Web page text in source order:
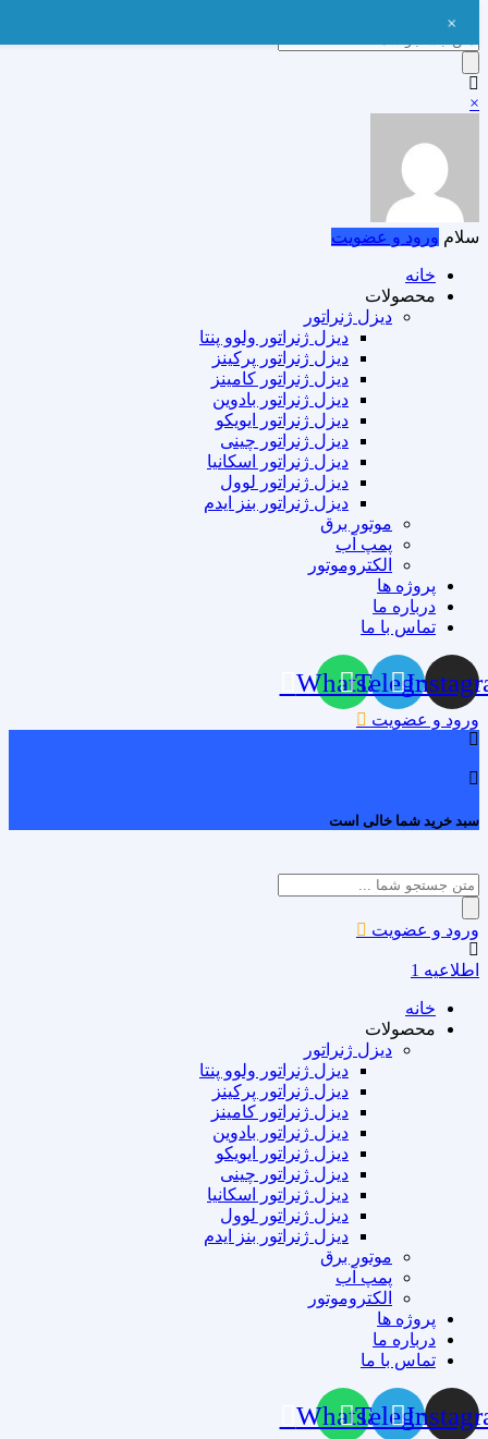
search
×
سلام ورود و عضویت
خانه
محصولات
دیزل ژنراتور
دیزل ژنراتور ولوو پنتا
دیزل ژنراتور پرکینز
دیزل ژنراتور کامینز
دیزل ژنراتور بادوین
دیزل ژنراتور ایویکو
دیزل ژنراتور چینی
دیزل ژنراتور اسکانیا
دیزل ژنراتور لوول
دیزل ژنراتور بنز ایدم
موتور برق
پمپ آب
الکتروموتور
پروژه ها
درباره ما
تماس با ما
Telegram
Whatsapp
ورود و عضویت
سبد خرید شما خالی است
Products
search
ورود و عضویت
اطلاعیه 1
خانه
محصولات
دیزل ژنراتور
دیزل ژنراتور ولوو پنتا
دیزل ژنراتور پرکینز
دیزل ژنراتور کامینز
دیزل ژنراتور بادوین
دیزل ژنراتور ایویکو
دیزل ژنراتور چینی
دیزل ژنراتور اسکانیا
دیزل ژنراتور لوول
دیزل ژنراتور بنز ایدم
موتور برق
پمپ آب
الکتروموتور
پروژه ها
درباره ما
تماس با ما
Telegram
Whatsapp
+